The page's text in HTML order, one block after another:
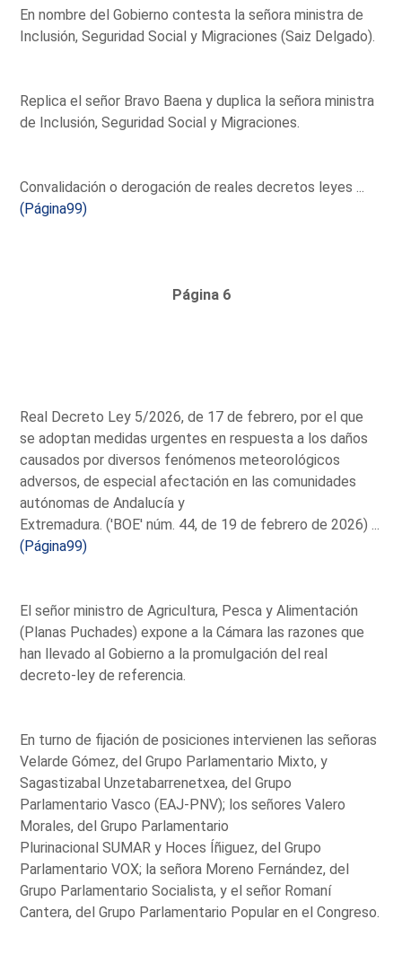
En nombre del Gobierno contesta la señora ministra de
Inclusión, Seguridad Social y Migraciones (Saiz Delgado).
Replica el señor Bravo Baena y duplica la señora ministra
de Inclusión, Seguridad Social y Migraciones.
Convalidación o derogación de reales decretos leyes ...
(Página99)
Página 6
Real Decreto Ley 5/2026, de 17 de febrero, por el que
se adoptan medidas urgentes en respuesta a los daños
causados por diversos fenómenos meteorológicos
adversos, de especial afectación en las comunidades
autónomas de Andalucía y
Extremadura. ('BOE' núm. 44, de 19 de febrero de 2026) ...
(Página99)
El señor ministro de Agricultura, Pesca y Alimentación
(Planas Puchades) expone a la Cámara las razones que
han llevado al Gobierno a la promulgación del real
decreto-ley de referencia.
En turno de fijación de posiciones intervienen las señoras
Velarde Gómez, del Grupo Parlamentario Mixto, y
Sagastizabal Unzetabarrenetxea, del Grupo
Parlamentario Vasco (EAJ-PNV); los señores Valero
Morales, del Grupo Parlamentario
Plurinacional SUMAR y Hoces Íñiguez, del Grupo
Parlamentario VOX; la señora Moreno Fernández, del
Grupo Parlamentario Socialista, y el señor Romaní
Cantera, del Grupo Parlamentario Popular en el Congreso.